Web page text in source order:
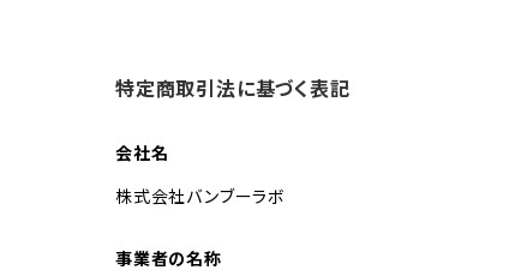
特定商取引法に基づく表記
会社名
株式会社バンブーラボ
事業者の名称